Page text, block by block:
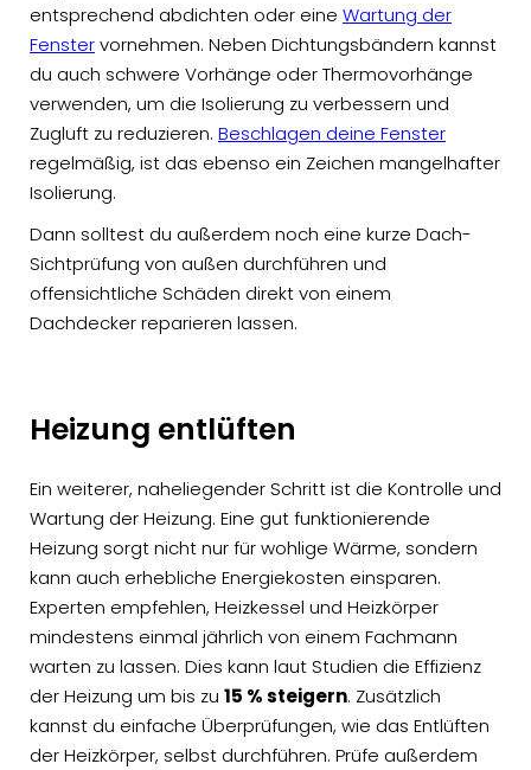
entsprechend abdichten oder eine Wartung der
Fenstervornehmen. Neben Dichtungsbändern kannst
du auch schwere Vorhänge oder Thermovorhänge
verwenden, um die Isolierung zu verbessern und
Zugluft zu reduzieren. Beschlagen deine Fenster
regelmäßig, ist das ebenso ein Zeichen mangelhafter
Isolierung.
Dann solltest du außerdem noch eine kurze Dach-
Sichtprüfung von außen durchführen und
offensichtliche Schäden direkt von einem
Dachdecker reparieren lassen.
Heizung entlüften
Ein weiterer, naheliegender Schritt ist die Kontrolle und
Wartung der Heizung. Eine gut funktionierende
Heizung sorgt nicht nur für wohlige Wärme, sondern
kann auch erhebliche Energiekosten einsparen.
Experten empfehlen, Heizkessel und Heizkörper
mindestens einmal jährlich von einem Fachmann
warten zu lassen. Dies kann laut Studien die Effizienz
der Heizung um bis zu 15 % steigern. Zusätzlich
kannst du einfache Überprüfungen, wie das Entlüften
der Heizkörper, selbst durchführen. Prüfe außerdem